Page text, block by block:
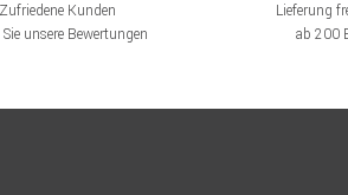
Zufriedene Kunden
Sie unsere Bewertungen
Lieferung
ab 200